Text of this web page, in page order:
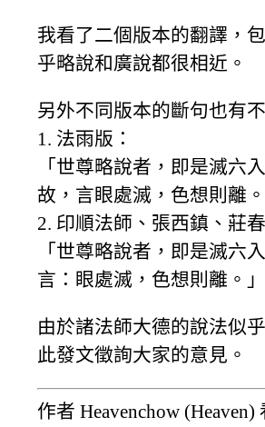
我看了二個版本的翻譯，
乎略說和廣說都很相近。
另外不同版本的斷句也有不
1. 法雨版：
「世尊略說者，即是滅六
故，言眼處滅，色想則離。
2. 印順法師、張西鎮、莊春
「世尊略說者，即是滅六
言：眼處滅，色想則離。」
由於諸法師大德的說法似
此發文徵詢大家的意見。
作者 Heavenchow (Heaven)